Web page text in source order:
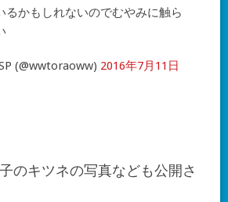
るかもしれないのでむやみに触ら
(@wwtoraoww) 2016年7月11日
のキツネの写真なども公開さ